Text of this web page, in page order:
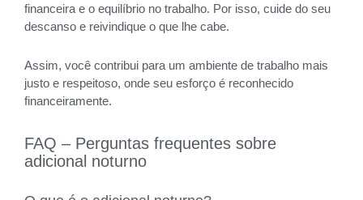
financeira e o equilíbrio no trabalho. Por isso, cuide do seu
descanso e reivindique o que lhe cabe.
Assim, você contribui para um ambiente de trabalho mais
justo e respeitoso, onde seu esforço é reconhecido
financeiramente.
FAQ – Perguntas frequentes sobre
adicional noturno